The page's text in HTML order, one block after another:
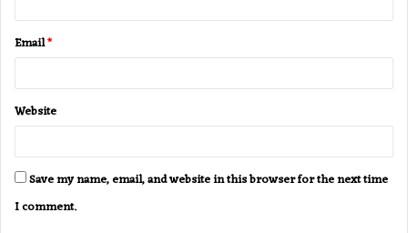
Email*
Website
Save my name, email, and website in this browser for the next time
I comment.